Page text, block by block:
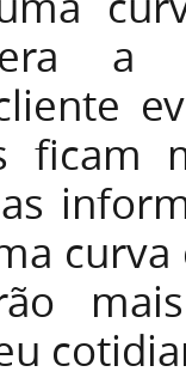
a
ficam